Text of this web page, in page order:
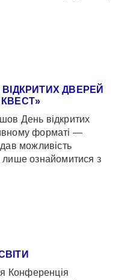
ДВЕРЕЙ
День відкритих
форматі —
можливість
лише ознайомитися з
Конференція